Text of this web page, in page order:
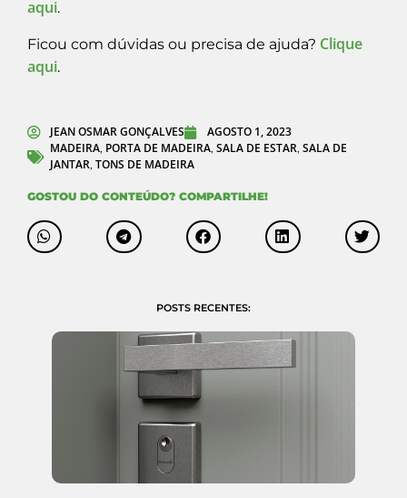
aqui.
Ficou com dúvidas ou precisa de ajuda? Clique
aqui.
JEAN OSMAR GONÇALVES
AGOSTO 1, 2023
MADEIRA, PORTA DE MADEIRA, SALA DE ESTAR, SALA DE
JANTAR, TONS DE MADEIRA
GOSTOU DO CONTEÚDO? COMPARTILHE!
POSTS RECENTES: